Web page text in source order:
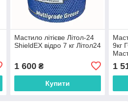
Мастило літієве Літол-24
ShieldEX відро 7 кг Літол24
1 600₴
Купити
9кг
1